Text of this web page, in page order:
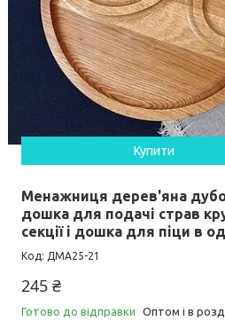
Купити
Менажниця дерев'яна
дошка для подачі страв
секції і дошка для піци в
ДМА25-21
245 ₴
Готово до відправки Оптом і в